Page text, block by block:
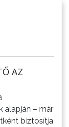
AZ
alapján – már
biztosítja